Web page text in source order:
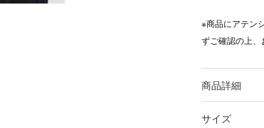
※商品にアテン
ずご確認の上、
商品詳細
サイズ